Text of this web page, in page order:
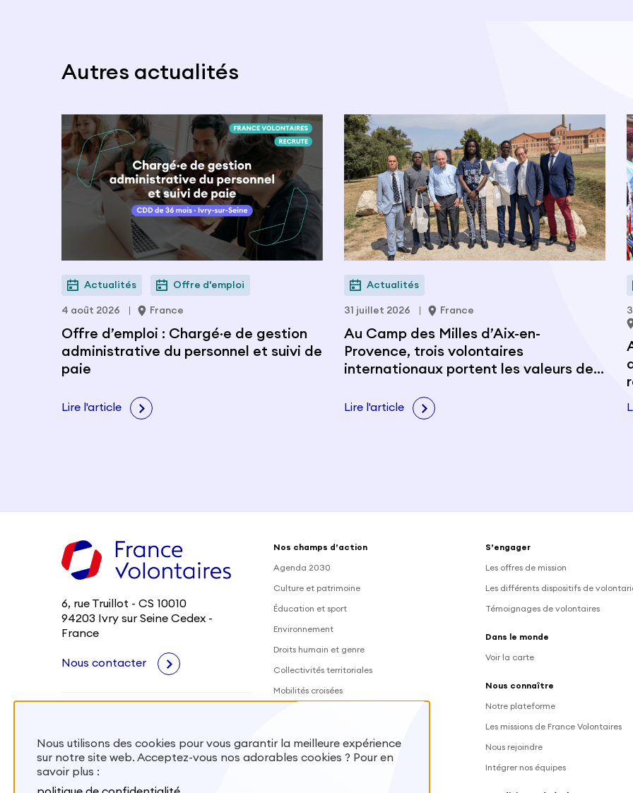
Autres actualités
Actualités Offre d'emploi
4 août 2026 France
Offre d’emploi : Chargé·e de gestion
administrative du personnel et suivi de
paie
Lire l'article
Actualités
31 juillet 2026 France
Au Camp des Milles d’Aix-en-
Provence, trois volontaires
internationaux portent les valeurs de
Lire l'article
6, rue Truillot - CS 10010
94203 Ivry sur Seine Cedex -
France
Nous contacter
Nos champs d’action
Agenda 2030
Culture et patrimoine
Éducation et sport
Environnement
Droits humain et genre
Collectivités territoriales
Mobilités croisées
Mobiliser des volontaires
S’engager
Les offres de mission
Les différents dispositifs de
Témoignages de volontaires
Dans le monde
Voir la carte
Nous connaître
Notre plateforme
Les missions de France Volontaires
Nous rejoindre
Intégrer nos équipes
Nous utilisons des cookies pour vous garantir la meilleure expérience
sur notre site web. Acceptez-vous nos adorables cookies ? Pour en
savoir plus :